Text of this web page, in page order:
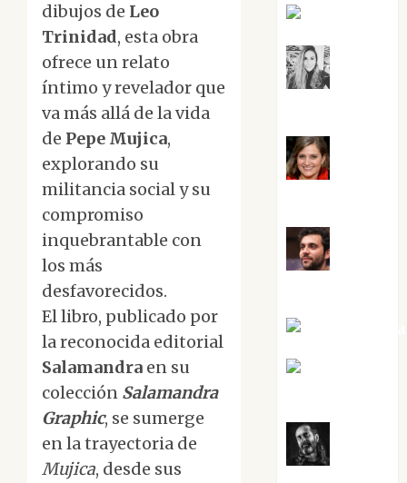
dibujos de Leo
Trinidad, esta obra
ofrece un relato
íntimo y revelador que
va más allá de la vida
de Pepe Mujica,
explorando su
militancia social y su
compromiso
inquebrantable con
los más
desfavorecidos.
El libro, publicado por
la reconocida editorial
Salamandra en su
colección Salamandra
Graphic, se sumerge
en la trayectoria de
Mujica, desde sus